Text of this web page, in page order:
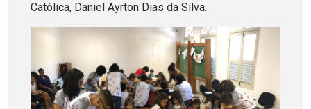
Católica, Daniel Ayrton Dias da Silva.